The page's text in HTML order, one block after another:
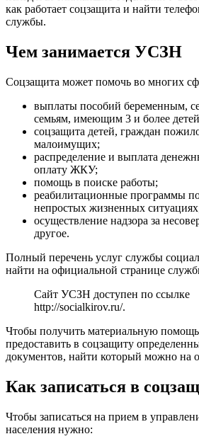
как работает соцзащита и найти
службы.
Чем занимается УСЗН
Соцзащита может помочь во многих
выплаты пособий беременным,
семьям, имеющим 3 и более
соцзащита детей, граждан
малоимущих;
распределение и выплата
оплату ЖКУ;
помощь в поиске работы;
реабилитационные программы
непростых жизненных
осуществление надзора за
другое.
Полный перечень услуг службы
найти на официальной странице
Сайт УСЗН доступен по ссылке
http://socialkirov.ru/.
Чтобы получить материальную
предоставить в соцзащиту
документов, найти который можно на
Как записаться в
Чтобы записаться на прием в
населения нужно: